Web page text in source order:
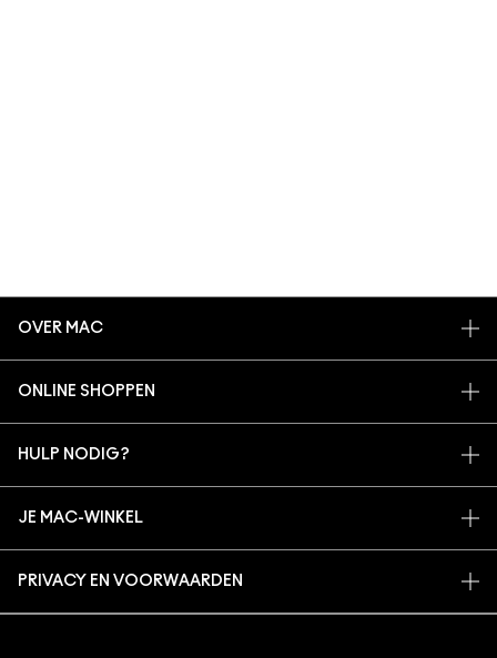
OVER MAC
ARTISTIEK
ONLINE SHOPPEN
AANMELDEN VOOR E-MAILS
HULP NODIG?
VEELGESTELDE VRAGEN
JE MAC-WINKEL
MAKE-UP SERVICES
PRIVACY EN VOORWAARDEN